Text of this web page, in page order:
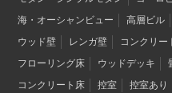
海・オーシャンビュー
高層ビル
ウッド壁
レンガ壁 コンクリー
フローリング床
ウッドデッキ
コンクリート床
控室 控室あり